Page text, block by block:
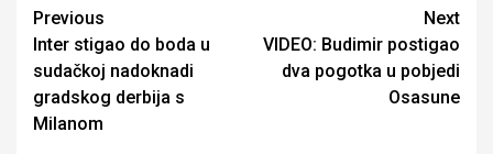
Continue
Reading
Previous
Inter stigao do boda u
sudačkoj nadoknadi
gradskog derbija s
Milanom
Next
VIDEO: Budimir postigao
dva pogotka u pobjedi
Osasune